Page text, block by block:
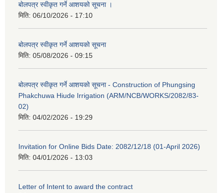
बोलपत्र स्वीकृत गर्ने आशयको सूचना ।
मिति: 06/10/2026 - 17:10
बोलपत्र स्वीकृत गर्ने आशयको सूचना
मिति: 05/08/2026 - 09:15
बोलपत्र स्वीकृत गर्ने आशयको सूचना - Construction of Phungsing
Phakchuwa Hiude Irrigation (ARM/NCB/WORKS/2082/83-
02)
मिति: 04/02/2026 - 19:29
Invitation for Online Bids Date: 2082/12/18 (01-April 2026)
मिति: 04/01/2026 - 13:03
Letter of Intent to award the contract